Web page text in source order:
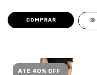
COMPRAR
ATÉ 40% OFF